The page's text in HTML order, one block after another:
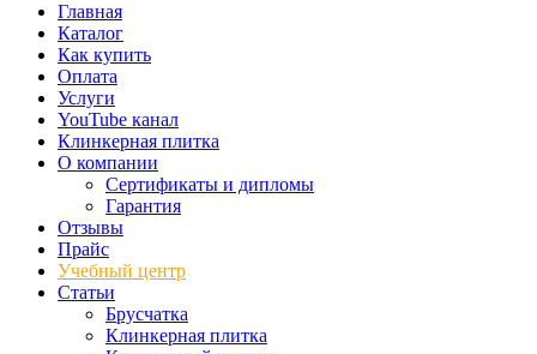
Главная
Каталог
Как купить
Оплата
Услуги
YouTube канал
Клинкерная плитка
О компании
Сертификаты и дипломы
Гарантия
Отзывы
Прайс
Учебный центр
Статьи
Брусчатка
Клинкерная плитка